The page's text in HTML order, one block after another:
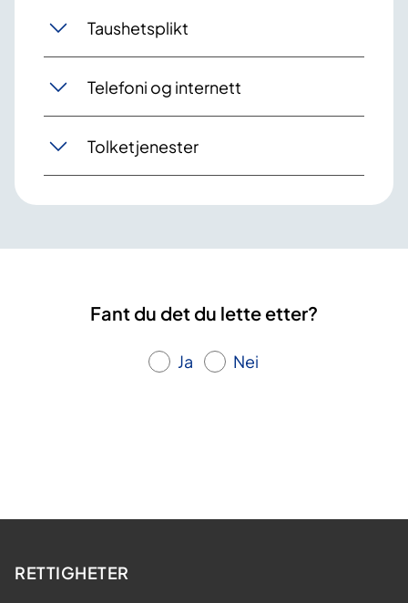
Taushetsplikt
Telefoni og internett
Tolketjenester
Fant du det du lette etter?
Ja Nei
RETTIGHETER